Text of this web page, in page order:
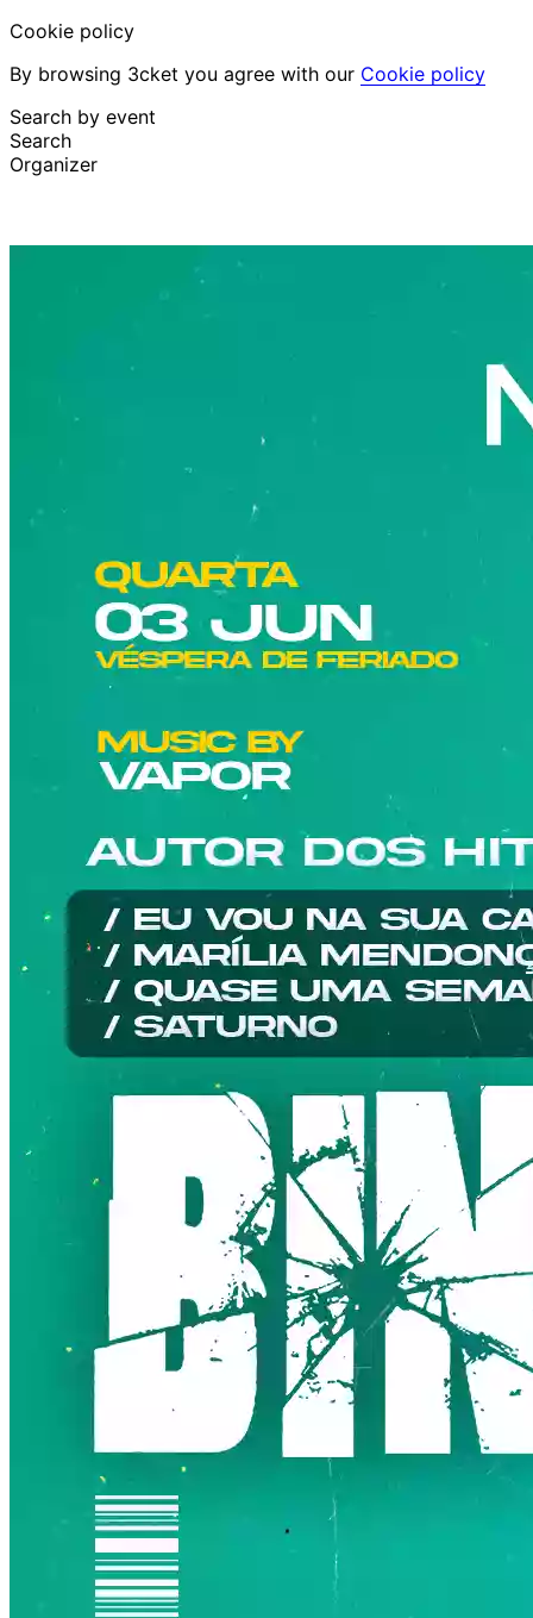
Cookie policy
By browsing 3cket you agree with our Cookie policy
Search by event
Search
Organizer
English
I lost my ticket